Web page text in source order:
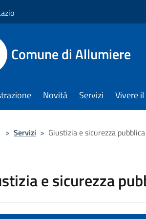
Comune di Allumiere
Novità Servizi Vivere
> Servizi > Giustizia e sicurezza pubblica
e sicurezza